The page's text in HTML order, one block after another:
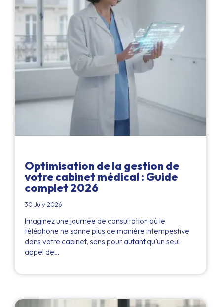
Optimisation de la gestion de
votre cabinet médical : Guide
complet 2026
30 July 2026
Imaginez une journée de consultation où le
téléphone ne sonne plus de manière intempestive
dans votre cabinet, sans pour autant qu’un seul
appel de…